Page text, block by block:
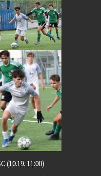
(10.19. 11:00)